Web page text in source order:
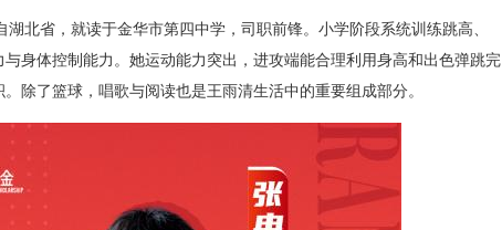
北省，就读于金华市第四中学，司职前锋。小学阶段系统训练跳高、
身体控制能力。她运动能力突出，进攻端能合理利用身高和出色弹跳完
除了篮球，唱歌与阅读也是王雨清生活中的重要组成部分。